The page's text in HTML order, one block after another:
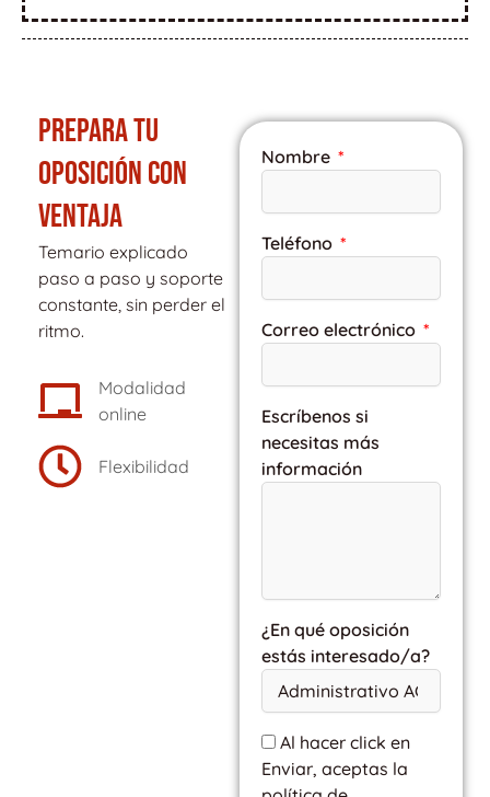
PREPARA TU
OPOSICIÓN CON
VENTAJA
Temario explicado
paso a paso y soporte
constante, sin perder el
ritmo.
Modalidad
online
Flexibilidad
Nombre
Teléfono
Correo electrónico
Escríbenos si
necesitas más
información
¿En qué oposición
estás interesado/a?
Al hacer click en
Enviar, aceptas la